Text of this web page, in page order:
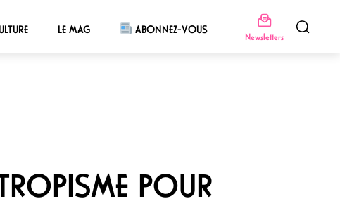
LE MAG ABONNEZ-VOUS
Newsletters
POUR